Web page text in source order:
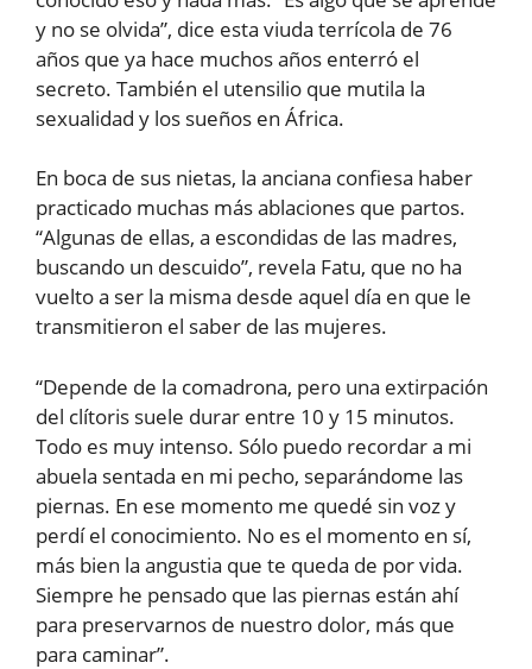
y no se olvida”, dice esta viuda terrícola de 76
años que ya hace muchos años enterró el
secreto. También el utensilio que mutila la
sexualidad y los sueños en África.
En boca de sus nietas, la anciana confiesa haber
practicado muchas más ablaciones que partos.
“Algunas de ellas, a escondidas de las madres,
buscando un descuido”, revela Fatu, que no ha
vuelto a ser la misma desde aquel día en que le
transmitieron el saber de las mujeres.
“Depende de la comadrona, pero una extirpación
del clítoris suele durar entre 10 y 15 minutos.
Todo es muy intenso. Sólo puedo recordar a mi
abuela sentada en mi pecho, separándome las
piernas. En ese momento me quedé sin voz y
perdí el conocimiento. No es el momento en sí,
más bien la angustia que te queda de por vida.
Siempre he pensado que las piernas están ahí
para preservarnos de nuestro dolor, más que
para caminar”.